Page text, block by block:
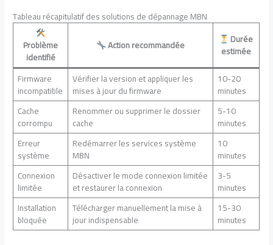
Tableau récapitulatif des solutions de dépannage MBN
Problème
identifié
Action recommandée Durée
estimée
Firmware
incompatible
Vérifier la version et appliquer les
mises à jour du firmware
10-20
minutes
Cache
corrompu
Renommer ou supprimer le dossier
cache
5-10
minutes
Erreur
système
Redémarrer les services système
MBN
10
minutes
Connexion
limitée
Désactiver le mode connexion limitée
et restaurer la connexion
3-5
minutes
Installation
bloquée
Télécharger manuellement la mise à
jour indispensable
15-30
minutes